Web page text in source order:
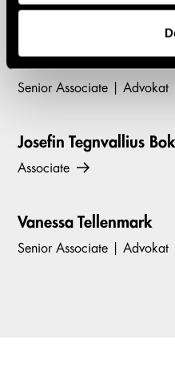
Partner | Advokat
Isabelle Selemba
Senior Associate | Advokat
Josefin Tegnvallius
Associate
Vanessa Tellenmark
Senior Associate | Advokat